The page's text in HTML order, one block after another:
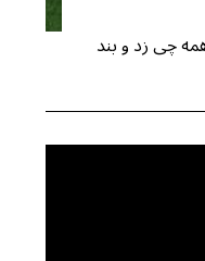
چی زد و بند